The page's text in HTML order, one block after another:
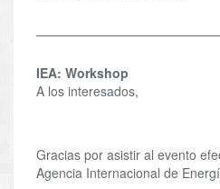
IEA: Workshop
A los interesados,
Gracias por asistir al evento
Agencia Internacional de